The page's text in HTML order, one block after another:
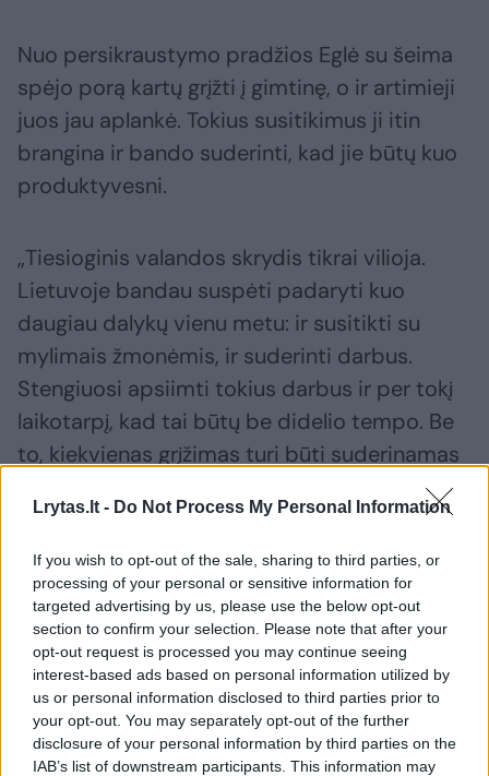
Lrytas.lt - Do Not Process My Personal Information
If you wish to opt-out of the sale, sharing to third parties, or
processing of your personal or sensitive information for
targeted advertising by us, please use the below opt-out
section to confirm your selection. Please note that after your
opt-out request is processed you may continue seeing
interest-based ads based on personal information utilized by
us or personal information disclosed to third parties prior to
your opt-out. You may separately opt-out of the further
disclosure of your personal information by third parties on the
IAB’s list of downstream participants. This information may
Nuo persikraustymo pradžios Eglė su šeima
spėjo porą kartų grįžti į gimtinę, o ir artimieji
juos jau aplankė. Tokius susitikimus ji itin
brangina ir bando suderinti, kad jie būtų kuo
produktyvesni.
„Tiesioginis valandos skrydis tikrai vilioja.
Lietuvoje bandau suspėti padaryti kuo
daugiau dalykų vienu metu: ir susitikti su
mylimais žmonėmis, ir suderinti darbus.
Stengiuosi apsiimti tokius darbus ir per tokį
laikotarpį, kad tai būtų be didelio tempo. Be
to, kiekvienas grįžimas turi būti suderinamas
ir su Vilniuje esančiais žmonėmis, kad padėtų
prižiūrėti mažiuką. Tikra vadyba“, – dėstė
E.Daugėlaitė-Kryževičienė.